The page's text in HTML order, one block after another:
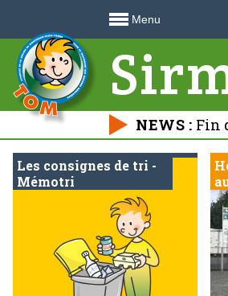
Menu
NEWS : Fin
Les consignes de tri -
Mémotri